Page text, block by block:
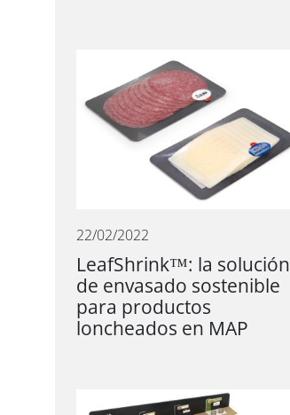
22/02/2022
LeafShrink™: la solución
de envasado sostenible
para productos
loncheados en MAP